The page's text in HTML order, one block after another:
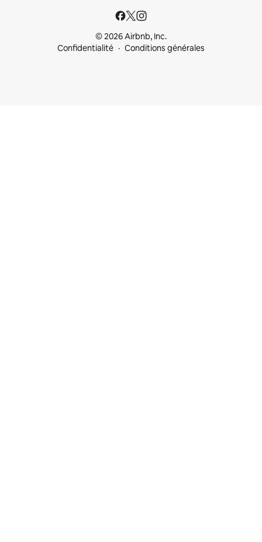
© 2026 Airbnb, Inc.
Confidentialité
Conditions générales